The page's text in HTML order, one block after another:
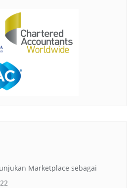
Marketplace sebagai